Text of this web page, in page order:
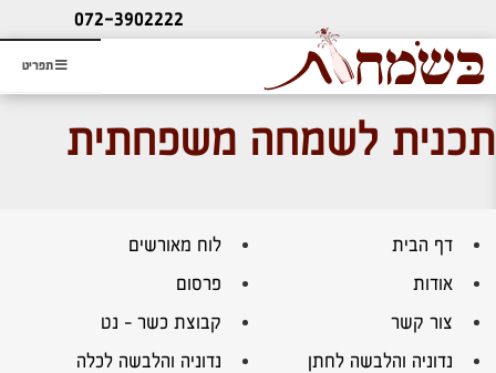
תפריט
ליעוץ חינם
והזמנת כרטיס שמחות
072-3902222
תכנית לשמחה משפחתית
דף הבית
לוח מאורשים
אודות
פרסום
צור קשר
קבוצת כשר – נט
נדוניה והלבשה לחתן
נדוניה והלבשה לכלה